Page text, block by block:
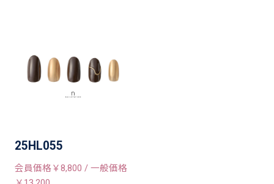
25HL055
会員価格￥8,800 / 一般価格